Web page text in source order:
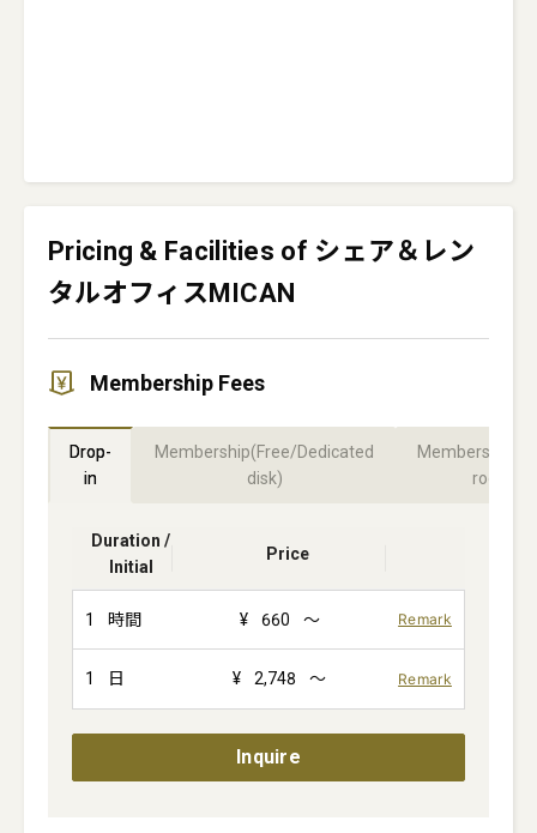
Pricing & Facilities of シェア＆レン
タルオフィスMICAN
Membership Fees
Drop-
in
Membership(Free/Dedicated
disk)
room)
Duration /
Initial
Price
1 時間 ¥ 660 ～ Remark
1 日 ¥ 2,748 ～ Remark
Inquire